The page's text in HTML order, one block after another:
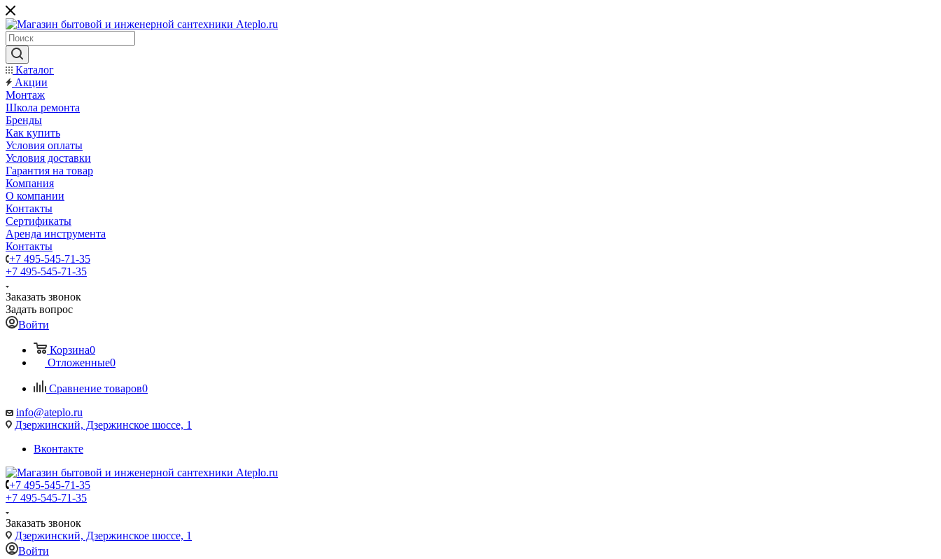
Каталог
Акции
Монтаж
Школа ремонта
Бренды
Как купить
Условия оплаты
Условия доставки
Гарантия на товар
Компания
О компании
Контакты
Сертификаты
Аренда инструмента
Контакты
+7 495-545-71-35
+7 495-545-71-35
Заказать звонок
Задать вопрос
Войти
Корзина0
Отложенные0
Сравнение товаров0
info@ateplo.ru
Дзержинский, Дзержинское шоссе, 1
Вконтакте
+7 495-545-71-35
+7 495-545-71-35
Заказать звонок
Дзержинский, Дзержинское шоссе, 1
Войти